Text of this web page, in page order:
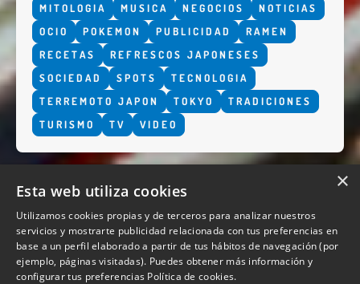
MITOLOGIA
MUSICA NEGOCIOS
NOTICIAS
OCIO
POKEMON PUBLICIDAD
RAMEN
RECETAS
REFRESCOS JAPONESES
SOCIEDAD
SPOTS
TECNOLOGIA
TERREMOTO JAPON
TOKYO
TRADICIONES
TURISMO
TV VIDEO
QUIENES SOMOS
×
Esta web utiliza cookies
Utilizamos cookies propias y de terceros para analizar nuestros
servicios y mostrarte publicidad relacionada con tus preferencias en
base a un perfil elaborado a partir de tus hábitos de navegación (por
ejemplo, páginas visitadas). Puedes obtener más información y
configurar tus preferencias Política de cookies.